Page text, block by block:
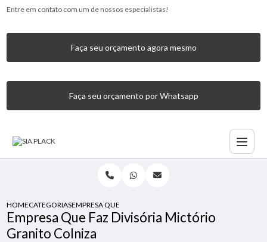
Entre em contato com um de nossos especialistas!
Faça seu orçamento agora mesmo
Faça seu orçamento por Whatsapp
HOMECATEGORIASEMPRESA QUE FAZ DIVISÓRIA MICTÓRIO GRANITO
Empresa Que Faz Divisória Mictório
Granito Colniza